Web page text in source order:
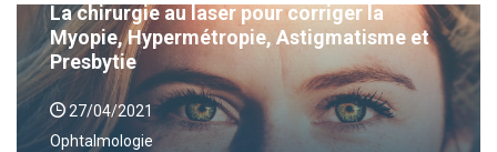
La chirurgie au laser pour corriger la
Myopie, Hypermétropie, Astigmatisme et
Presbytie
27/04/2021
Ophtalmologie